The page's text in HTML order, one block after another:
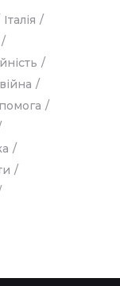
Італія
війна